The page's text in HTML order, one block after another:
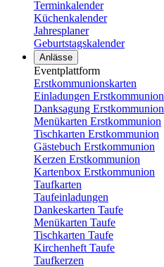
Terminkalender
Küchenkalender
Jahresplaner
Geburtstagskalender
Anlässe
Eventplattform
Erstkommunionskarten
Einladungen Erstkommunion
Danksagung Erstkommunion
Menükarten Erstkommunion
Tischkarten Erstkommunion
Gästebuch Erstkommunion
Kerzen Erstkommunion
Kartenbox Erstkommunion
Taufkarten
Taufeinladungen
Dankeskarten Taufe
Menükarten Taufe
Tischkarten Taufe
Kirchenheft Taufe
Taufkerzen